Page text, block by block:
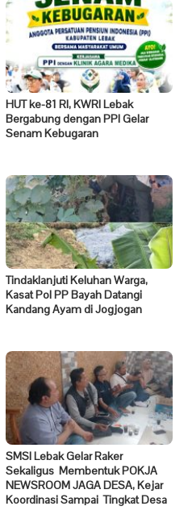
HUT ke-81 RI, KWRI Lebak
Bergabung dengan PPI Gelar
Senam Kebugaran
Tindaklanjuti Keluhan Warga,
Kasat Pol PP Bayah Datangi
Kandang Ayam di Jogjogan
SMSI Lebak Gelar Raker
Sekaligus Membentuk POKJA
NEWSROOM JAGA DESA, Kejar
Koordinasi Sampai Tingkat Desa